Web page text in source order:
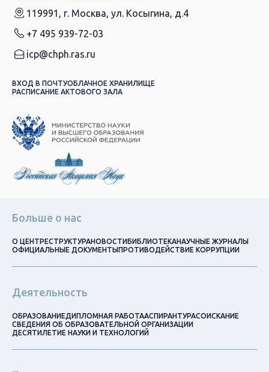
119991, г. Москва, ул. Косыгина, д.4
+7 495 939-72-03
icp@chph.ras.ru
ВХОД В ПОЧТУОБЛАЧНОЕ ХРАНИЛИЩЕ
РАСПИСАНИЕ АКТОВОГО ЗАЛА
Больше о нас
О ЦЕНТРЕСТРУКТУРАНОВОСТИБИБЛИОТЕКАНАУЧНЫЕ ЖУРНАЛЫ
ОФИЦИАЛЬНЫЕ ДОКУМЕНТЫПРОТИВОДЕЙСТВИЕ КОРРУПЦИИ
Деятельность
ОБРАЗОВАНИЕДИПЛОМНАЯ РАБОТААСПИРАНТУРАСОИСКАНИЕ
СВЕДЕНИЯ ОБ ОБРАЗОВАТЕЛЬНОЙ ОРГАНИЗАЦИИ
ДЕСЯТИЛЕТИЕ НАУКИ И ТЕХНОЛОГИЙ